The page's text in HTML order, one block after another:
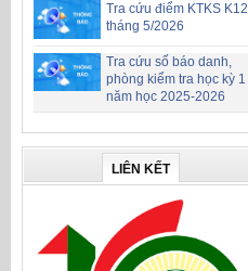
Tra cứu điểm KTKS K12
tháng 5/2026
Tra cứu số báo danh,
phòng kiểm tra học kỳ 1
năm học 2025-2026
LIÊN KẾT